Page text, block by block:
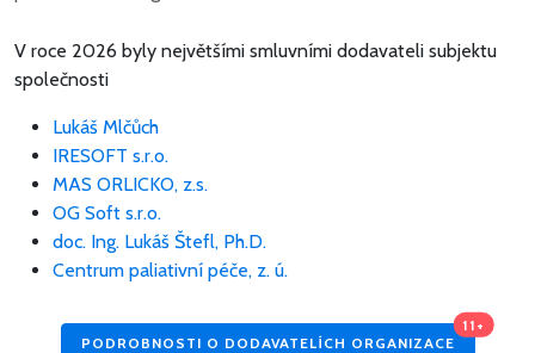
V roce 2026 byly největšími smluvními dodavateli subjektu
společnosti
Lukáš Mlčůch
IRESOFT s.r.o.
MAS ORLICKO, z.s.
OG Soft s.r.o.
doc. Ing. Lukáš Štefl, Ph.D.
Centrum paliativní péče, z. ú.
PODROBNOSTI O DODAVATELÍCH ORGANIZACE
11+